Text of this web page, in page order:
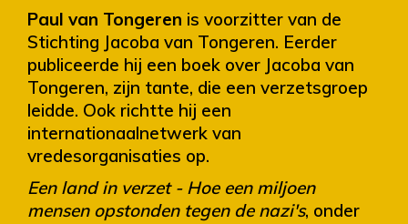
Paul van Tongeren is voorzitter van de
Stichting Jacoba van Tongeren. Eerder
publiceerde hij een boek over Jacoba van
Tongeren, zijn tante, die een verzetsgroep
leidde. Ook richtte hij een
internationaalnetwerk van
vredesorganisaties op.
Een land in verzet - Hoe een miljoen
mensen opstonden tegen de nazi's, onder